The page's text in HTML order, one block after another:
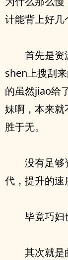
计能背上好几
首先是资
shen上搜刮
的虽然jiao给
妹啊，本来
胜于无。
没有足够
代，提升的速
毕竟巧妇
其次就是